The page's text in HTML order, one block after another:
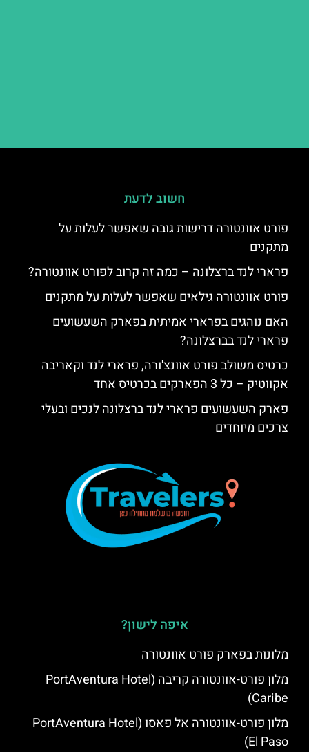
חשוב לדעת
פורט אוונטורה דרישות גובה שאפשר לעלות על
מתקנים
פרארי לנד ברצלונה – כמה זה קרוב לפורט אוונטורה?
פורט אוונטורה גילאים שאפשר לעלות על מתקנים
האם נוהגים בפרארי אמיתית בפארק השעשועים
פרארי לנד בברצלונה?
כרטיס משולב פורט אוונצ'ורה, פרארי לנד וקאריבה
אקווטיק – כל 3 הפארקים בכרטיס אחד
פארק השעשועים פרארי לנד ברצלונה לנכים ובעלי
צרכים מיוחדים
איפה לישון?
מלונות בפארק פורט אוונטורה
מלון פורט-אוונטורה קריבה (PortAventura Hotel
Caribe)
מלון פורט-אוונטורה אל פאסו (PortAventura Hotel
El Paso)